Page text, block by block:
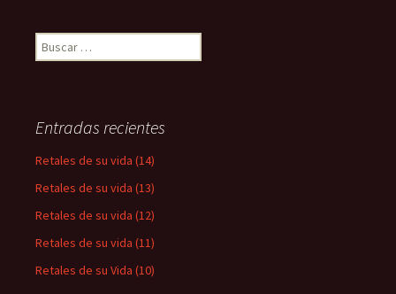
Buscar:
Entradas recientes
Retales de su vida (14)
Retales de su vida (13)
Retales de su vida (12)
Retales de su vida (11)
Retales de su Vida (10)